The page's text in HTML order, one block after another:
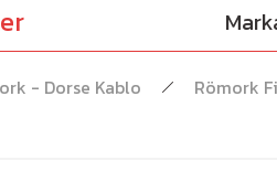
- Dorse Kablo Römork